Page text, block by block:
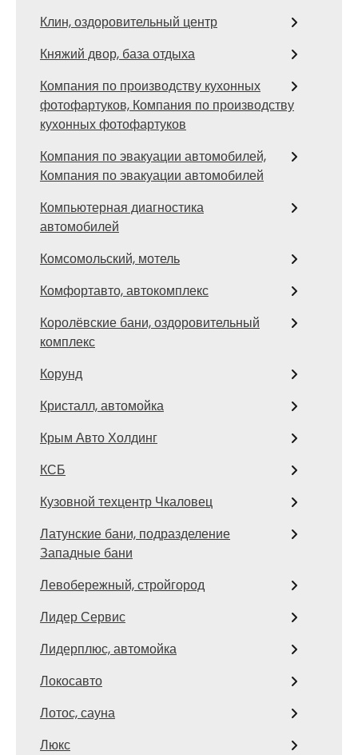
Клин, оздоровительный центр
Княжий двор, база отдыха
Компания по производству кухонных
фотофартуков, Компания по производству
кухонных фотофартуков
Компания по эвакуации автомобилей,
Компания по эвакуации автомобилей
Компьютерная диагностика
автомобилей
Комсомольский, мотель
Комфортавто, автокомплекс
Королёвские бани, оздоровительный
комплекс
Корунд
Кристалл, автомойка
Крым Авто Холдинг
КСБ
Кузовной техцентр Чкаловец
Латунские бани, подразделение
Западные бани
Левобережный, стройгород
Лидер Сервис
Лидерплюс, автомойка
Локосавто
Лотос, сауна
Люкс